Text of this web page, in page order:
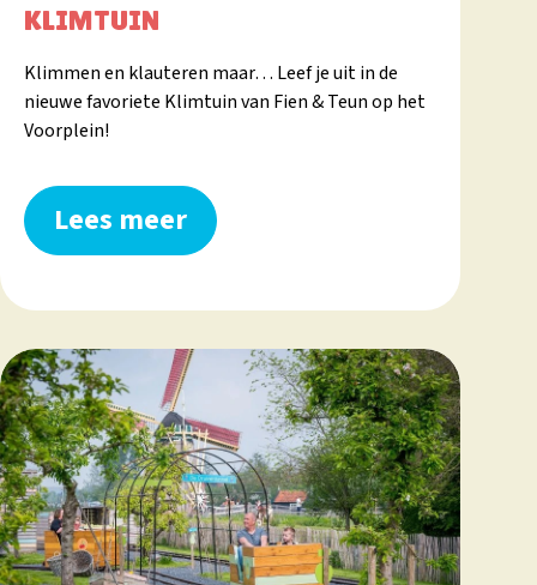
KLIMTUIN
Klimmen en klauteren maar… Leef je uit in de
nieuwe favoriete Klimtuin van Fien & Teun op het
Voorplein!
Lees meer